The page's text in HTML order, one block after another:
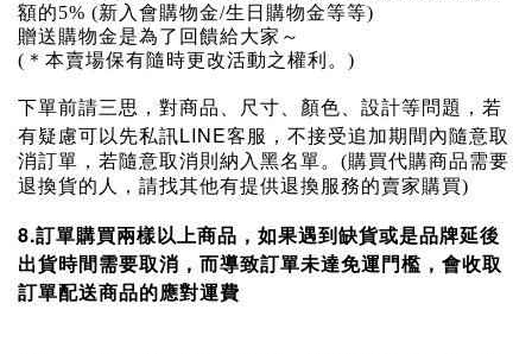
額的5% (新入會購物金/生日購物金等等)
贈送購物金是為了回饋給大家～
(＊ 本賣場保有隨時更改活動之權利。 )
下單前請三思，對商品、尺寸、顏色、設計等問題，若
有疑慮可以先私訊LINE客服，不接受追加期間內隨意取
消訂單，若隨意取消則納入黑名單。(購買代購商品需要
退換貨的人，請找其他有提供退換服務的賣家購買)
8.訂單購買兩樣以上商品，如果遇到缺貨或是品牌延後
出貨時間需要取消，而導致訂單未達免運門檻，會收取
訂單配送商品的應對運費